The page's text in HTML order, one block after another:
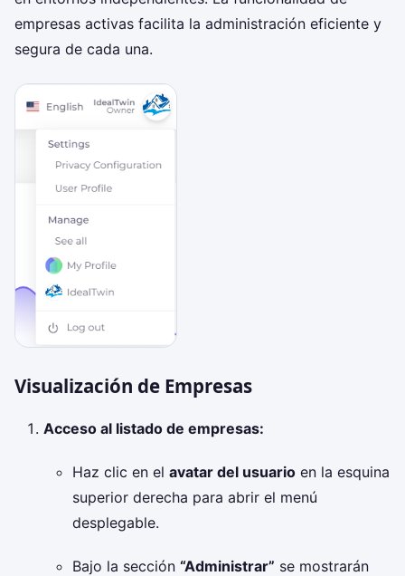
empresas activas facilita la administración eficiente y
segura de cada una.
Visualización de Empresas
Acceso al listado de empresas:
Haz clic en el avatar del usuario en la esquina
superior derecha para abrir el menú
desplegable.
Bajo la sección “Administrar” se mostrarán